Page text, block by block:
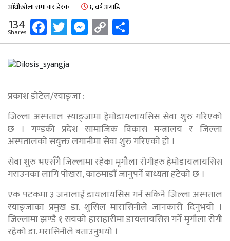
आँधीखोला समाचार डेस्क ६ वर्ष अगाडि
134
Shares Facebook
Twitter
Messenger
Copy
Link
प्रकाश डोटेल/स्याङ्जा :
जिल्ला अस्पताल स्याङ्जामा हेमोडायलायसिस सेवा शुरु गरिएको
छ । गण्डकी प्रदेश सामाजिक विकास मन्त्रालय र जिल्ला
अस्पतालको संयुक्त लगानीमा सेवा शुरु गरिएको हो ।
सेवा शुरु भएसँगै जिल्लामा रहेका मृगौला रोगीहरु हेमोडायलायसिस
गराउनका लागि पोखरा, काठमाडौं जानुपर्ने बाध्यता हटेको छ ।
एक पटकमा ३ जनालाई डायलायसिस गर्न सकिने जिल्ला अस्पताल
स्याङ्जाका प्रमुख डा. शुसिल मारासिनीले जानकारी दिनुभयो ।
जिल्लामा झण्डै १ सयको हाराहारीमा डायलायसिस गर्ने मृगौला रोेगी
रहेको डा. मरासिनीले बताउनुभयो ।